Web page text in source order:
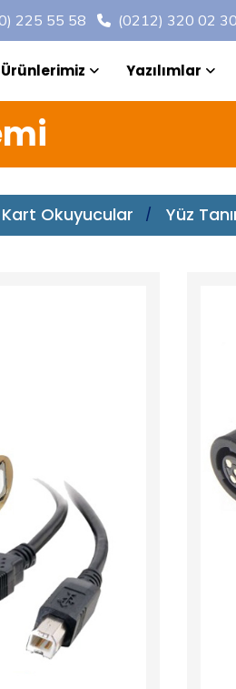
225 55 58 (0212) 320 02 30
Ürünlerimiz Yazılımlar
Kart Okuyucular Yüz